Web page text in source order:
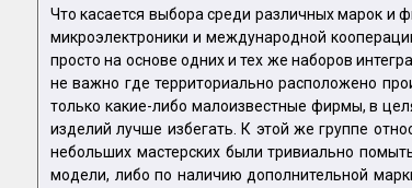
Что касается выбора среди различных марок и
микроэлектроники и международной
просто на основе одних и тех же наборов
не важно где территориально расположено
только какие-либо малоизвестные фирмы, в
изделий лучше избегать. К этой же группе
небольших мастерских были тривиально
модели, либо по наличию дополнительной